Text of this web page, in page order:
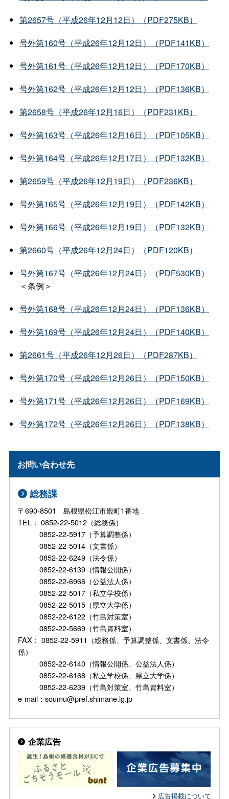
第2657号（平成26年12月12日）（PDF275KB）
号外第160号（平成26年12月12日）（PDF141KB）
号外第161号（平成26年12月12日）（PDF170KB）
号外第162号（平成26年12月12日）（PDF136KB）
第2658号（平成26年12月16日）（PDF231KB）
号外第163号（平成26年12月16日）（PDF105KB）
号外第164号（平成26年12月17日）（PDF132KB）
第2659号（平成26年12月19日）（PDF236KB）
号外第165号（平成26年12月19日）（PDF142KB）
号外第166号（平成26年12月19日）（PDF132KB）
第2660号（平成26年12月24日）（PDF120KB）
号外第167号（平成26年12月24日）（PDF530KB）
＜条例＞
号外第168号（平成26年12月24日）（PDF136KB）
号外第169号（平成26年12月24日）（PDF140KB）
第2661号（平成26年12月26日）（PDF287KB）
号外第170号（平成26年12月26日）（PDF150KB）
号外第171号（平成26年12月26日）（PDF169KB）
号外第172号（平成26年12月26日）（PDF138KB）
お問い合わせ先
総務課
〒690-8501 島根県松江市殿町1番地
TEL： 0852-22-5012（総務係）
0852-22-5917（予算調整係）
0852-22-5014（文書係）
0852-22-6249（法令係）
0852-22-6139（情報公開係）
0852-22-6966（公益法人係）
0852-22-5017（私立学校係）
0852-22-5015（県立大学係）
0852-22-6122（竹島対策室）
0852-22-5669（竹島資料室）
FAX： 0852-22-5911（総務係、予算調整係、文書係、法令
係）
0852-22-6140（情報公開係、公益法人係）
0852-22-6168（私立学校係、県立大学係）
0852-22-6239（竹島対策室、竹島資料室）
e-mail：soumu@pref.shimane.lg.jp
企業広告
広告掲載について